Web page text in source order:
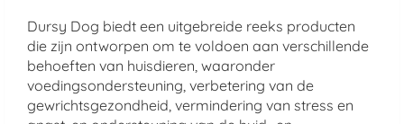
Dursy Dog biedt een uitgebreide reeks producten
die zijn ontworpen om te voldoen aan verschillende
behoeften van huisdieren, waaronder
voedingsondersteuning, verbetering van de
gewrichtsgezondheid, vermindering van stress en